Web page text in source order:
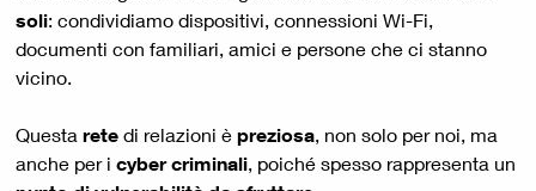
soli: condividiamo dispositivi, connessioni Wi-Fi,
documenti con familiari, amici e persone che ci stanno
vicino.
Questa rete di relazioni è preziosa, non solo per noi, ma
anche per i cyber criminali, poiché spesso rappresenta un